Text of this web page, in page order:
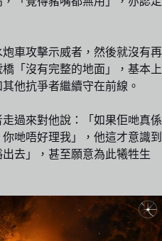
車攻擊示威者，然後就沒有再
「沒有完整的地面」，基本上
他抗爭者繼續守在前線。
過來對他說：「如果佢哋真係
哋唔好理我」，他這才意識到
去」，甚至願意為此犧牲生